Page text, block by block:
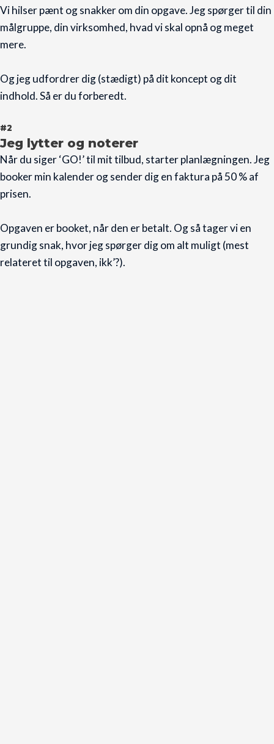
Vi hilser pænt og snakker om din opgave. Jeg spørger til din
målgruppe, din virksomhed, hvad vi skal opnå og meget
mere.
Og jeg udfordrer dig (stædigt) på dit koncept og dit
indhold. Så er du forberedt.
#2
Jeg lytter og noterer
Når du siger ‘GO!’ til mit tilbud, starter planlægningen. Jeg
booker min kalender og sender dig en faktura på 50 % af
prisen.
Opgaven er booket, når den er betalt. Og så tager vi en
grundig snak, hvor jeg spørger dig om alt muligt (mest
relateret til opgaven, ikk’?).